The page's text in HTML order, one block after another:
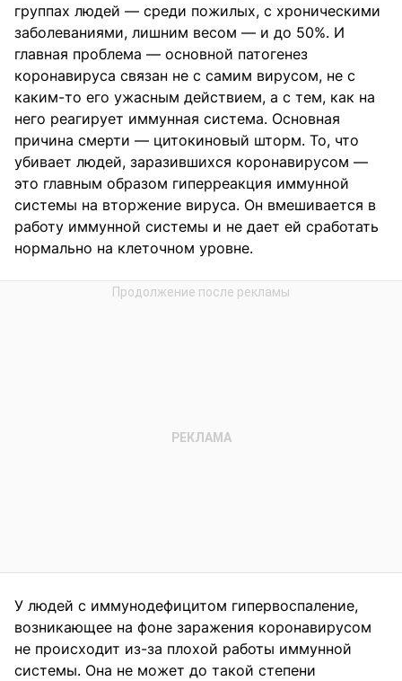
группах людей — среди пожилых, с хроническими
заболеваниями, лишним весом — и до 50%. И
главная проблема — основной патогенез
коронавируса связан не с самим вирусом, не с
каким-то его ужасным действием, а с тем, как на
него реагирует иммунная система. Основная
причина смерти — цитокиновый шторм. То, что
убивает людей, заразившихся коронавирусом —
это главным образом гиперреакция иммунной
системы на вторжение вируса. Он вмешивается в
работу иммунной системы и не дает ей сработать
нормально на клеточном уровне.
У людей с иммунодефицитом гипервоспаление,
возникающее на фоне заражения коронавирусом
не происходит из-за плохой работы иммунной
системы. Она не может до такой степени